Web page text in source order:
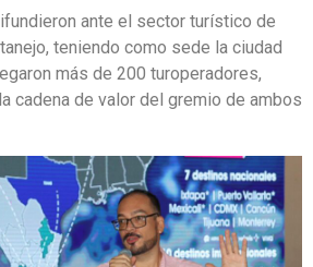
ante el sector turístico de
teniendo como sede la ciudad
más de 200 turoperadores,
cadena de valor del gremio de ambos